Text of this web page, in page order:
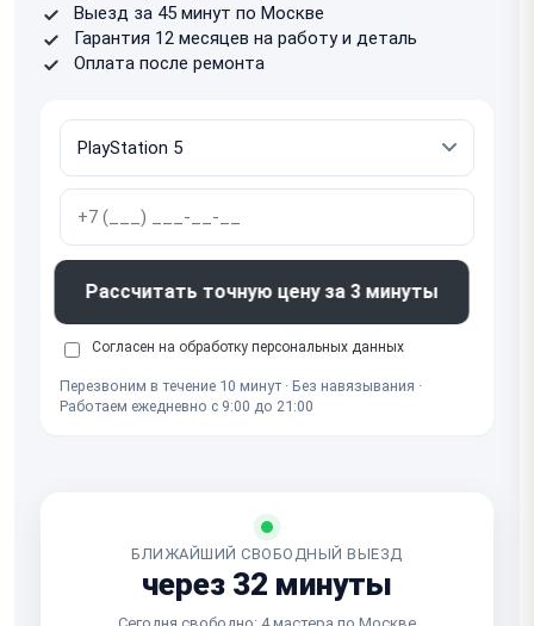
Выезд за 45 минут по Москве
Гарантия 12 месяцев на работу и деталь
Оплата после ремонта
Рассчитать точную цену за 3 минуты
Согласен на обработку персональных данных
Перезвоним в течение 10 минут · Без навязывания ·
Работаем ежедневно с 9:00 до 21:00
БЛИЖАЙШИЙ СВОБОДНЫЙ ВЫЕЗД
через 32 минуты
Сегодня свободно: 4 мастера по Москве